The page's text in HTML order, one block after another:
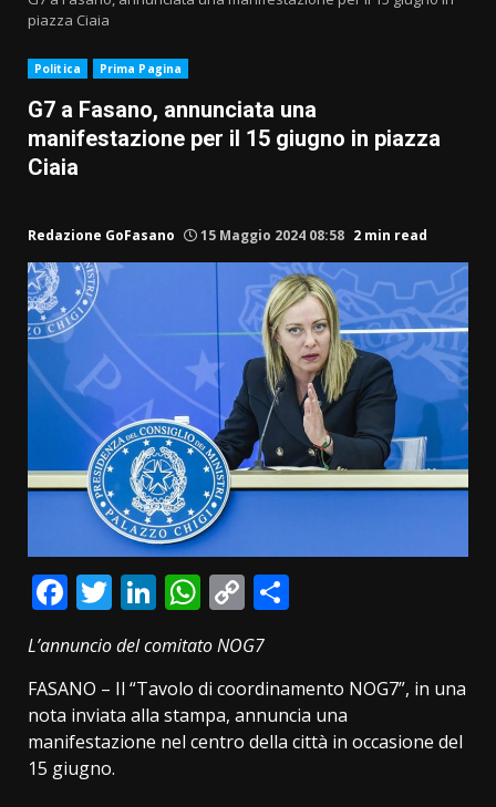
piazza Ciaia
Politica Prima Pagina
G7 a Fasano, annunciata una
manifestazione per il 15 giugno in piazza
Ciaia
Redazione GoFasano 15 Maggio 2024 08:58 2 min read
Facebook
Twitter
LinkedIn
WhatsApp
Copy
Link
L’annuncio del comitato NOG7
FASANO – Il “Tavolo di coordinamento NOG7”, in una
nota inviata alla stampa, annuncia una
manifestazione nel centro della città in occasione del
15 giugno.